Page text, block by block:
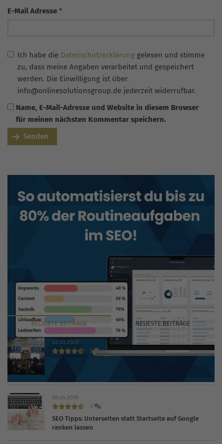
E-Mail Adresse *
Ich habe die Datenschutzerklärung gelesen und stimme
zu, dass meine Angaben verarbeitet und gespeichert
werden. Die Einwilligung ist über
info@onlinesolutionsgroup.de jederzeit widerrufbar.
Name, E-Mail-Adresse und Website in diesem Browser
für meinen nächsten Kommentar speichern.
Senden
BELIEBTEBEITRÄGE NEUESTEBEITRÄGE
02.03.2020
5
08.04.2019
3
SEO Tipps: Unterseiten statt Startseite auf Google
ranken lassen